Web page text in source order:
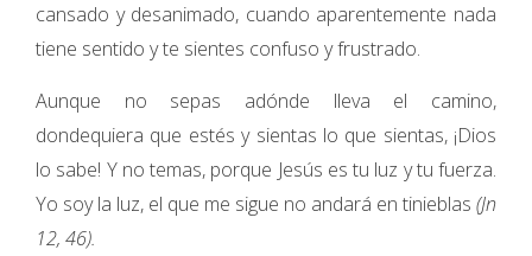
cansado y desanimado, cuando aparentemente nada
tiene sentido y te sientes confuso y frustrado.
Aunque no sepas adónde lleva el camino,
dondequiera que estés y sientas lo que sientas, ¡Dios
lo sabe! Y no temas, porque Jesús es tu luz y tu fuerza.
Yo soy la luz, el que me sigue no andará en tinieblas (Jn
12, 46).